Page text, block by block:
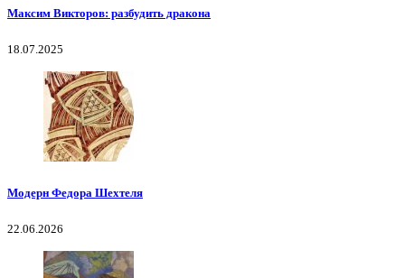
Максим Викторов: разбудить дракона
18.07.2025
Модерн Федора Шехтеля
22.06.2026